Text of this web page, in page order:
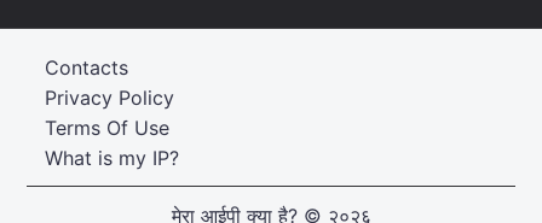
What is my IP?
Terms Of Use
Privacy Policy
Contacts
मेरा आईपी क्या है?© २०२६